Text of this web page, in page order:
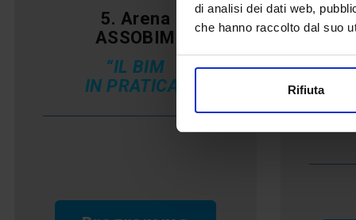
di analisi dei dati web,
che hanno raccolto dal suo
Rifiuta
5. Arena
ASSOBIM
“IL BIM
IN PRATICA”